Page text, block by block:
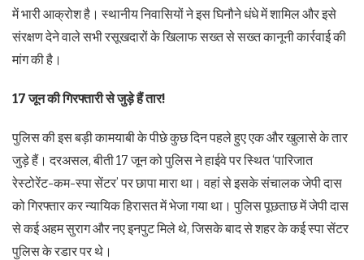
में भारी आक्रोश है। स्थानीय निवासियों ने इस घिनौने धंधे में शामिल और इसे
संरक्षण देने वाले सभी रसूखदारों के खिलाफ सख्त से सख्त कानूनी कार्रवाई की
मांग की है।
17जून की गिरफ्तारी से जुड़े हैं तार!
पुलिस की इस बड़ी कामयाबी के पीछे कुछ दिन पहले हुए एक और खुलासे के तार
जुड़े हैं। दरअसल, बीती 17 जून को पुलिस ने हाईवे पर स्थित ‘पारिजात
रेस्टोरेंट-कम-स्पा सेंटर’ पर छापा मारा था। वहां से इसके संचालक जेपी दास
को गिरफ्तार कर न्यायिक हिरासत में भेजा गया था। पुलिस पूछताछ में जेपी दास
से कई अहम सुराग और नए इनपुट मिले थे, जिसके बाद से शहर के कई स्पा सेंटर
पुलिस के रडार पर थे।